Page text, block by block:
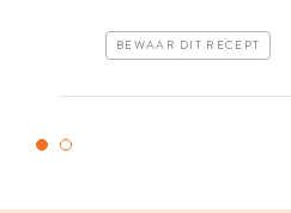
BEWAAR DIT RECEPT